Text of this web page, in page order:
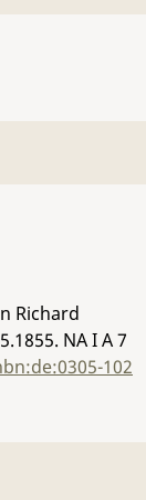
Richard
NA I A 7
102